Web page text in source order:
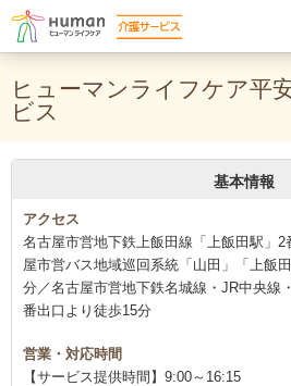
ヒューマンライフケア平
ビス
基本情報
アクセス
名古屋市営地下鉄上飯田線「上飯田駅」
屋市営バス地域巡回系統「山田」「上飯
分／名古屋市営地下鉄名城線・JR中央線
番出口より徒歩15分
営業・対応時間
【サービス提供時間】9:00～16:15